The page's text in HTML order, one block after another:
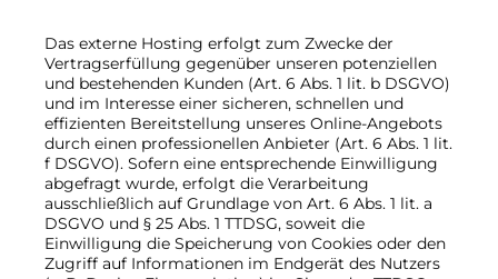
Das externe Hosting erfolgt zum Zwecke der
Vertragserfüllung gegenüber unseren potenziellen
und bestehenden Kunden (Art. 6 Abs. 1 lit. b DSGVO)
und im Interesse einer sicheren, schnellen und
effizienten Bereitstellung unseres Online-Angebots
durch einen professionellen Anbieter (Art. 6 Abs. 1 lit.
f DSGVO). Sofern eine entsprechende Einwilligung
abgefragt wurde, erfolgt die Verarbeitung
ausschließlich auf Grundlage von Art. 6 Abs. 1 lit. a
DSGVO und § 25 Abs. 1 TTDSG, soweit die
Einwilligung die Speicherung von Cookies oder den
Zugriff auf Informationen im Endgerät des Nutzers